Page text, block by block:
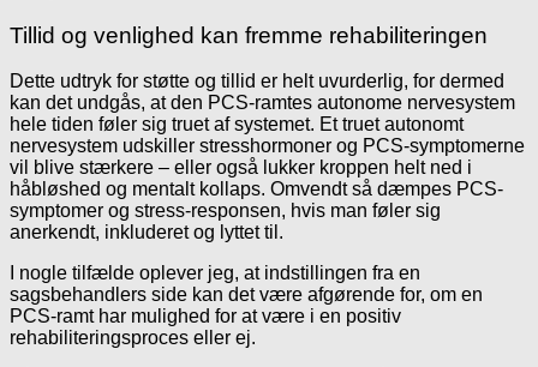
Tillid og venlighed kan fremme rehabiliteringen
Dette udtryk for støtte og tillid er helt uvurderlig, for dermed
kan det undgås, at den PCS-ramtes autonome nervesystem
hele tiden føler sig truet af systemet. Et truet autonomt
nervesystem udskiller stresshormoner og PCS-symptomerne
vil blive stærkere – eller også lukker kroppen helt ned i
håbløshed og mentalt kollaps. Omvendt så dæmpes PCS-
symptomer og stress-responsen, hvis man føler sig
anerkendt, inkluderet og lyttet til.
I nogle tilfælde oplever jeg, at indstillingen fra en
sagsbehandlers side kan det være afgørende for, om en
PCS-ramt har mulighed for at være i en positiv
rehabiliteringsproces eller ej.